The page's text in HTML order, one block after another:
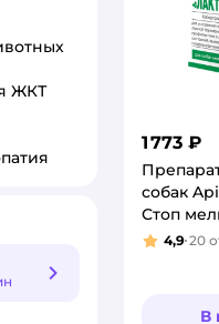
1 773 ₽
собак
Стоп
4,9 20
В
ЖКТ